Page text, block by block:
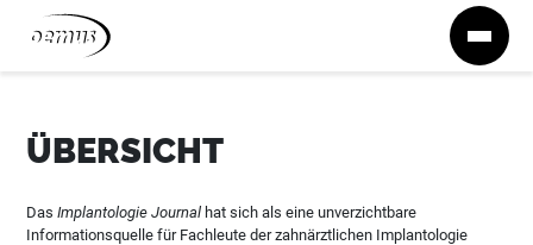
Zum Inhalt springen
ÜBERSICHT
DasImplantologie Journal hat sich als eine unverzichtbare
Informationsquelle für Fachleute der zahnärztlichen Implantologie